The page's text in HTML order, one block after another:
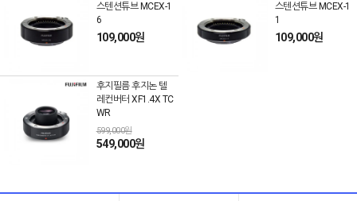
스텐션튜브 MCEX-1
6
109,000원
스텐션튜브 MCEX-1
1
109,000원
후지필름 후지논 텔
레컨버터 XF1.4X TC
WR
599,000원
549,000원